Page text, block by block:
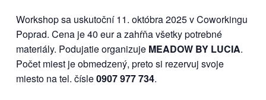
Workshop sa uskutoční 11. októbra 2025 v Coworkingu
Poprad. Cena je 40 eur a zahŕňa všetky potrebné
materiály. Podujatie organizuje MEADOW BY LUCIA.
Počet miest je obmedzený, preto si rezervuj svoje
miesto na tel. čísle0907 977 734.